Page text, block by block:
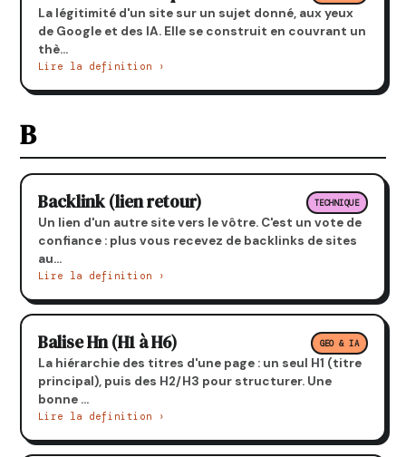
La légitimité d'un site sur un sujet donné, aux yeux
de Google et des IA. Elle se construit en couvrant un
thè...
Lire la definition ›
B
Backlink (lien retour) TECHNIQUE
Un lien d'un autre site vers le vôtre. C'est un vote de
confiance : plus vous recevez de backlinks de sites
au...
Lire la definition ›
Balise Hn (H1 à H6) GEO & IA
La hiérarchie des titres d'une page : un seul H1 (titre
principal), puis des H2/H3 pour structurer. Une
bonne ...
Lire la definition ›